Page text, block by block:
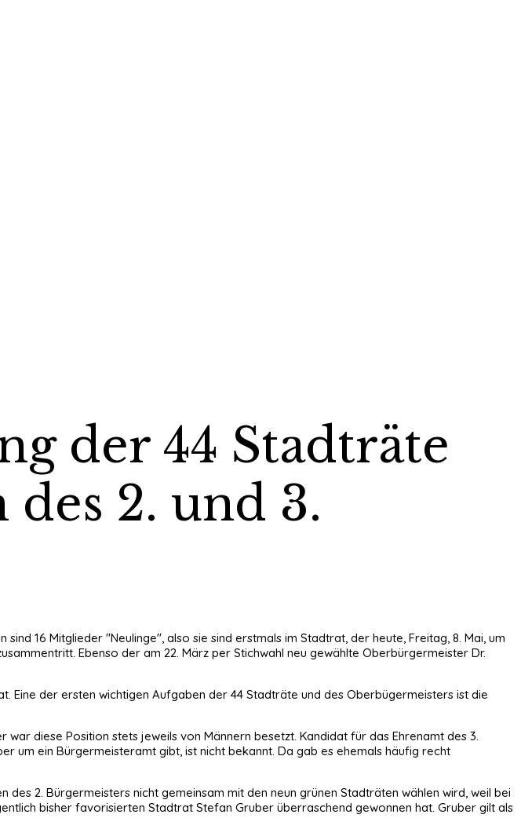
der 44 Stadträte
2. und 3.
16 Mitglieder "Neulinge", also sie sind erstmals im Stadtrat, der heute, Freitag, 8. Mai, um
Ebenso der am 22. März per Stichwahl neu gewählte Oberbürgermeister Dr.
Eine der ersten wichtigen Aufgaben der 44 Stadträte und des Oberbügermeisters ist die
diese Position stets jeweils von Männern besetzt. Kandidat für das Ehrenamt des 3.
um ein Bürgermeisteramt gibt, ist nicht bekannt. Da gab es ehemals häufig recht
2. Bürgermeisters nicht gemeinsam mit den neun grünen Stadträten wählen wird, weil bei
bisher favorisierten Stadtrat Stefan Gruber überraschend gewonnen hat. Gruber gilt als